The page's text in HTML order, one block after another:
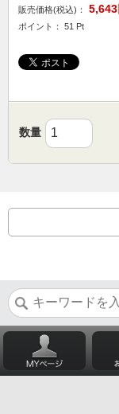
販売価格(税込)：
5,643
ポイント： 51 Pt
数量